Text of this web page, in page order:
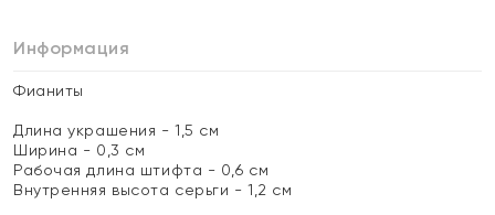
Информация
Фианиты
Длина украшения - 1,5 см
Ширина - 0,3 см
Рабочая длина штифта - 0,6 см
Внутренняя высота серьги - 1,2 см